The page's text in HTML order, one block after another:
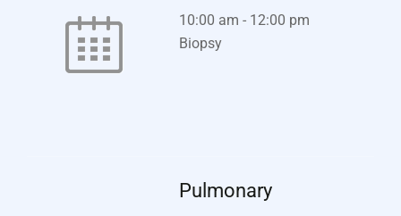
10:00 am - 12:00 pm
Biopsy
Pulmonary